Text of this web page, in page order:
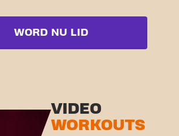
WORD NU LID
VIDEO
WORKOUTS